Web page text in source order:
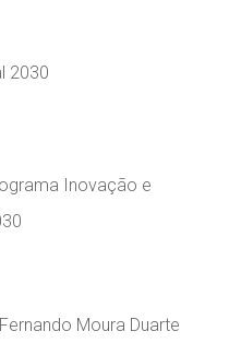
2030
Inovação e
Fernando Moura Duarte